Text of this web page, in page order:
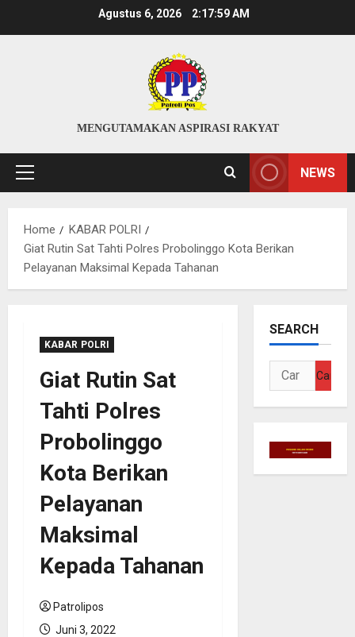
Agustus 6, 2026 2:18:00 AM
MENGUTAMAKAN ASPIRASI RAKYAT
Primary
NEWS
Home
KABAR POLRI
Giat Rutin Sat Tahti Polres Probolinggo Kota Berikan
Pelayanan Maksimal Kepada Tahanan
KABAR POLRI
Giat Rutin Sat
Tahti Polres
Probolinggo
Kota Berikan
Pelayanan
Maksimal
Kepada Tahanan
Patrolipos
Juni 3, 2022
SEARCH
Cari
untuk: